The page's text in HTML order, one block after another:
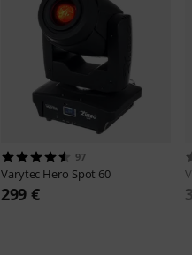
97
Varytec Hero Spot 60
299 €